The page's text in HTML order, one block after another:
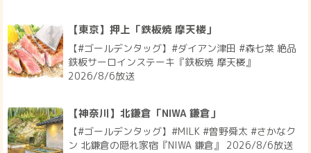
【東京】押上「鉄板焼 摩天楼」
【#ゴールデンタッグ】#ダイアン津田 #森七菜 絶品
鉄板サーロインステーキ『鉄板焼 摩天楼』
2026/8/6放送
【神奈川】北鎌倉「NIWA 鎌倉」
【#ゴールデンタッグ】#MILK #曽野舜太 #さかなク
ン 北鎌倉の隠れ家宿『NIWA 鎌倉』 2026/8/6放送